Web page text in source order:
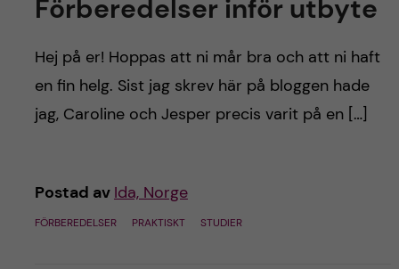
Förberedelser inför utbyte
Hej på er! Hoppas att ni mår bra och att ni haft
en fin helg. Sist jag skrev här på bloggen hade
jag, Caroline och Jesper precis varit på en […]
Postad av Ida, Norge
FÖRBEREDELSER PRAKTISKT STUDIER